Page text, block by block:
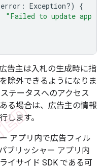
error : Exception?)
{
"Failed to update app
告主は入札の生成時に指
除外できるようになりま
テータスへのアクセス
る場合は、広告主の情報
します。
アプリ内で広告フィル
ブリッシャー アプリ内
イサイド SDK である可